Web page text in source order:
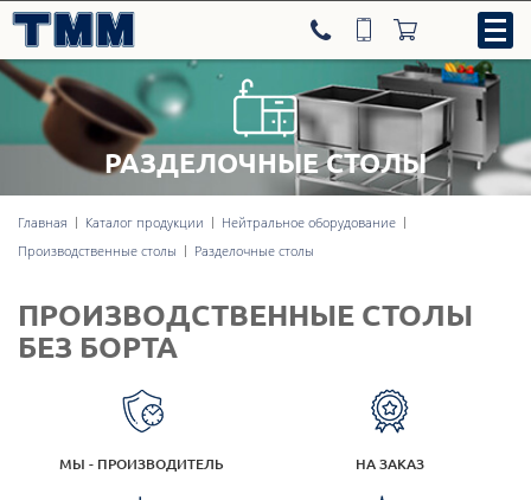
8-800-707-09-52
Нейтральное оборудование
Тепловое оборудование
Холодильное оборудование
Линии раздачи
РАЗДЕЛОЧНЫЕ СТОЛЫ
Главная Каталог продукции
Нейтральное оборудование
Производственные столы
Разделочные столы
ПРОИЗВОДСТВЕННЫЕ СТОЛЫ
БЕЗ БОРТА
МЫ - ПРОИЗВОДИТЕЛЬ НА ЗАКАЗ